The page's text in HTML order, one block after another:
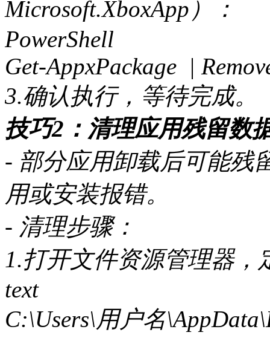
Microsoft.XboxApp）：
PowerShell
Get-AppxPackage |
3.确认执行，等待完成。
技巧2：清理应用残留数
- 部分应用卸载后可能残
用或安装报错。
- 清理步骤：
1.打开文件资源管理器，
text
C:\Users\用户名